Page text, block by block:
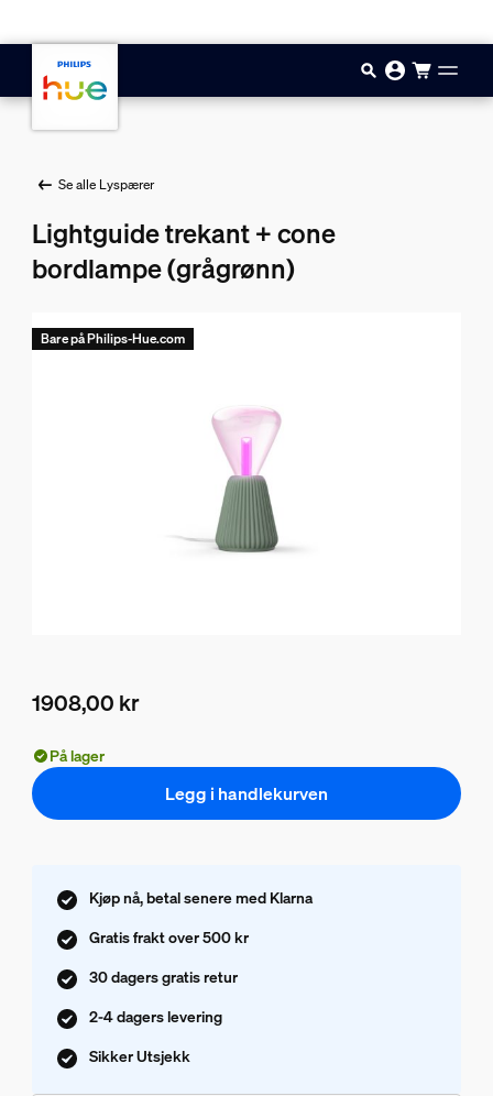
Se alle Lyspærer
Lightguide trekant + cone
bordlampe (grågrønn)
1908,00 kr
Bare på Philips-Hue.com
På lager
Legg i handlekurven
Kjøp nå, betal senere med Klarna
Gratis frakt over 500 kr
30 dagers gratis retur
2-4 dagers levering
Sikker Utsjekk